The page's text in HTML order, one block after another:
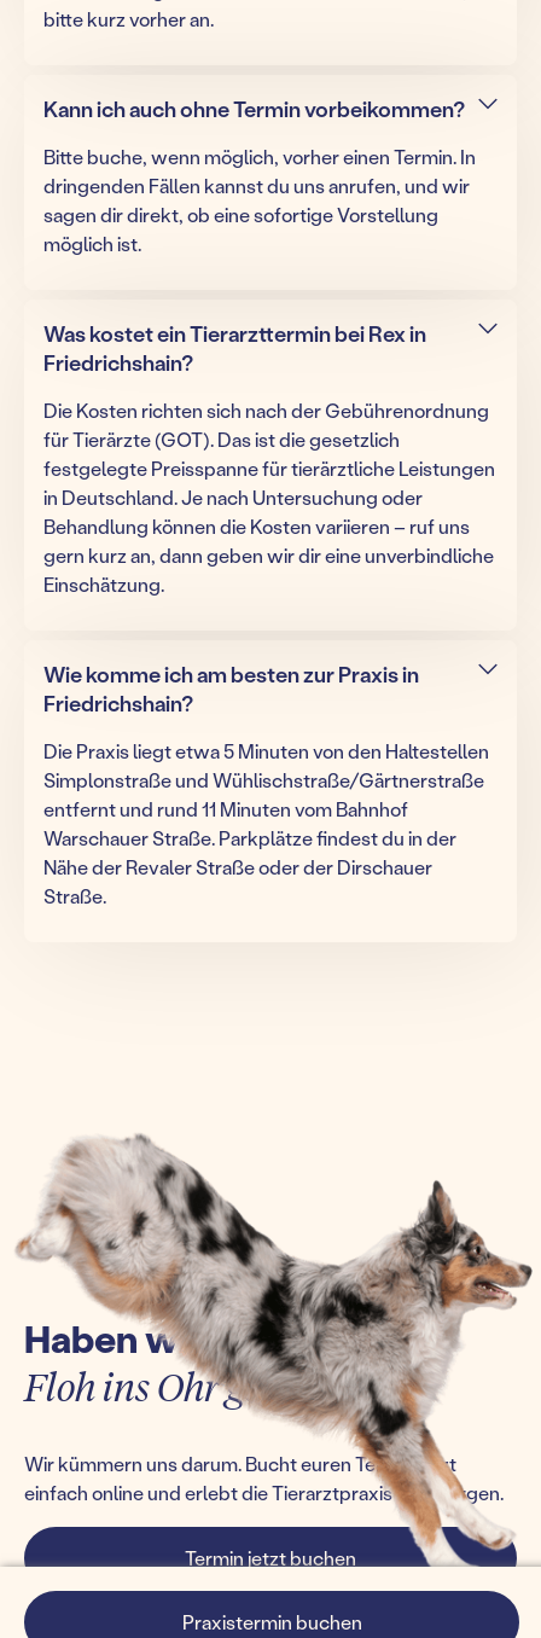
Praxistermin buchen
bitte kurz vorher an.
Kann ich auch ohne Termin vorbeikommen?
Bitte buche, wenn möglich, vorher einen Termin. In
dringenden Fällen kannst du uns anrufen, und wir
sagen dir direkt, ob eine sofortige Vorstellung
möglich ist.
Was kostet ein Tierarzttermin bei Rex in
Friedrichshain?
Die Kosten richten sich nach der Gebührenordnung
für Tierärzte (GOT). Das ist die gesetzlich
festgelegte Preisspanne für tierärztliche Leistungen
in Deutschland. Je nach Untersuchung oder
Behandlung können die Kosten variieren – ruf uns
gern kurz an, dann geben wir dir eine unverbindliche
Einschätzung.
Wie komme ich am besten zur Praxis in
Friedrichshain?
Die Praxis liegt etwa 5 Minuten von den Haltestellen
Simplonstraße und Wühlischstraße/Gärtnerstraße
entfernt und rund 11 Minuten vom Bahnhof
Warschauer Straße. Parkplätze findest du in der
Nähe der Revaler Straße oder der Dirschauer
Straße.
Haben wir euch einen
Floh ins Ohr gesetzt?
Wir kümmern uns darum. Bucht euren Termin jetzt
einfach online und erlebt die Tierarztpraxis von morgen.
Termin jetzt buchen